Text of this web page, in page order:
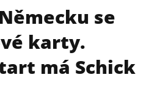
se
karty.
má Schick